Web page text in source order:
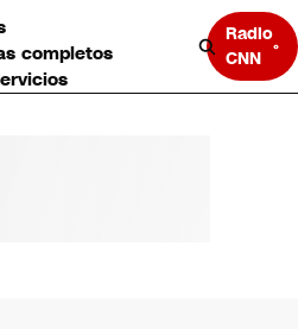
completos
Radio
CNN